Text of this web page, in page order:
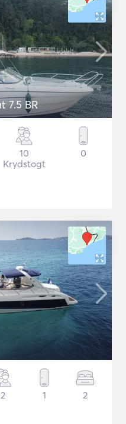
7.5 BR
10
Krydstogt
0
2 1 2